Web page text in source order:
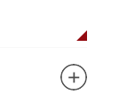
ており、小説の
ています。